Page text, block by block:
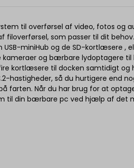
til overførsel af video, fotos og
som passer til dit
miniHub og de SD-kortlæsere ,
og bærbare lydoptagere
kortlæsere til docken samtidigt og
hastigheder, så du hurtigere end
farten. Når du har brug for at
til din bærbare pc ved hjælp af det